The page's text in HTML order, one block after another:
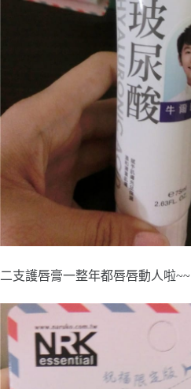
二支護唇膏一整年都唇唇動人啦~~